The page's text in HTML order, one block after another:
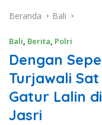
Beranda Bali
Bali, Berita, Polri
Dengan
Turjawali
Gatur Lalin
Jasri